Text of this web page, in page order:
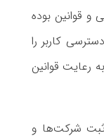
و قوانین بوده
کاربر را
رعایت قوانین
شرکت‌ها و